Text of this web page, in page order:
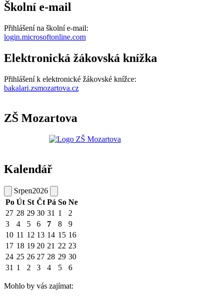
Školní e-mail
Přihlášení na školní e-mail:
login.microsoftonline.com
Elektronická žákovská knížka
Přihlášení k elektronické žákovské knížce:
bakalari.zsmozartova.cz
ZŠ Mozartova
Kalendář
Srpen2026
Po Út St Čt Pá So Ne
27 28 29 30 31 1
2
3
4 5 6 7 8
9
10 11 12 13 14 15 16
17 18 19 20 21 22 23
24 25 26 27 28 29 30
31 1 2 3 4 5 6
Mohlo by vás zajímat: